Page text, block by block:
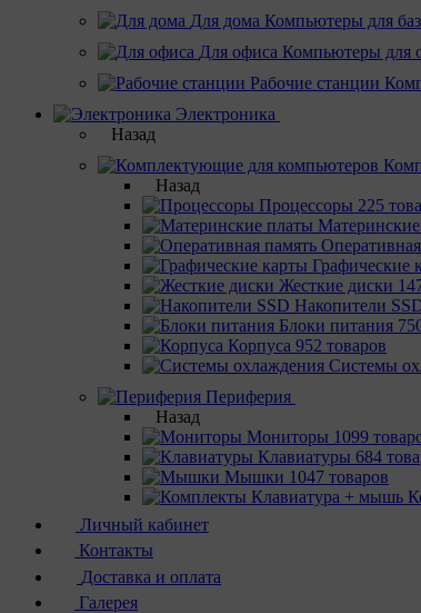
Для дома Компьютеры для
Для офиса Компьютеры для
Рабочие станции
Электроника
Назад
Назад
Процессоры 225
Графические
Жесткие диски
Накопители
Блоки питания
Корпуса 952 товаров
Системы
Периферия
Назад
Мониторы 1099
Клавиатуры 684
Мышки 1047 товаров
Личный кабинет
Контакты
Доставка и оплата
Галерея